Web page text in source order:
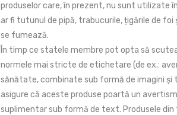
produselor care, în prezent, nu sunt utilizate
ar fi tutunul de pipă, trabucurile, țigările de foi
se fumează.
În timp ce statele membre pot opta să
normele mai stricte de etichetare (de ex.:
sănătate, combinate sub formă de imagini și
asigure că aceste produse poartă un
suplimentar sub formă de text. Produsele